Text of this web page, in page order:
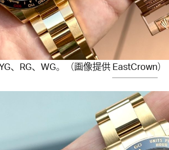
、RG、WG。（画像提供EastCrown）